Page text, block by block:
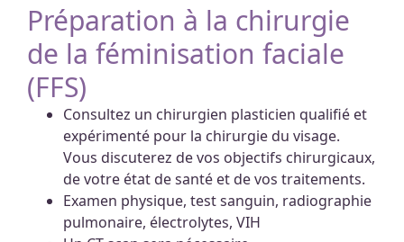
Préparation à la chirurgie
de la féminisation faciale
(FFS)
Consultez un chirurgien plasticien qualifié et
expérimenté pour la chirurgie du visage.
Vous discuterez de vos objectifs chirurgicaux,
de votre état de santé et de vos traitements.
Examen physique, test sanguin, radiographie
pulmonaire, électrolytes, VIH